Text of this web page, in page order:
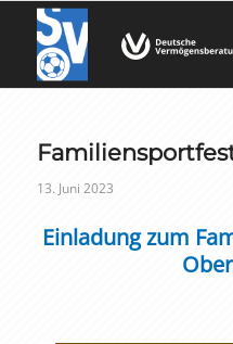
13. Juni 2023
Einladung zum